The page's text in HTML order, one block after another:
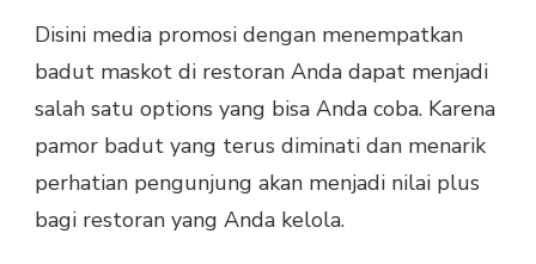
Disini media promosi dengan menempatkan
badut maskot di restoran Anda dapat menjadi
salah satu options yang bisa Anda coba. Karena
pamor badut yang terus diminati dan menarik
perhatian pengunjung akan menjadi nilai plus
bagi restoran yang Anda kelola.